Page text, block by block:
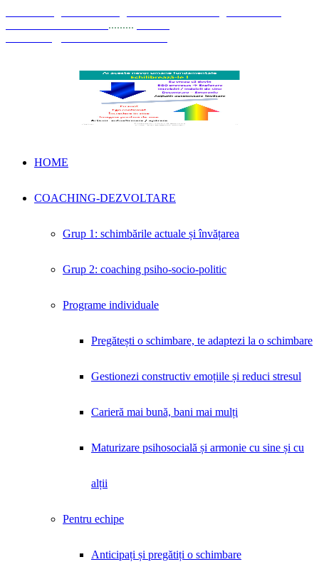
.........
HOME
COACHING-DEZVOLTARE
Grup 1: schimbările actuale și învățarea
Grup 2: coaching psiho-socio-politic
Programe individuale
Pregătești o schimbare, te adaptezi la o schimbare
Gestionezi constructiv emoțiile și reduci stresul
Carieră mai bună, bani mai mulți
Maturizare psihosocială și armonie cu sine și cu
alții
Pentru echipe
Anticipați și pregătiți o schimbare